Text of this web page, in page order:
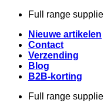
Skip
content
Full range
Nieuwe artikelen
Contact
Verzending
Blog
B2B-korting
Full range